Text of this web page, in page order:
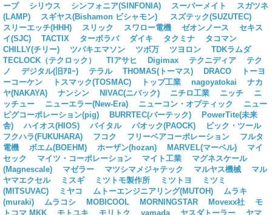
ープ
シリウス シンフォニア(SINFONIA) スーパーメイト
スガツネ
(LAMP)
スギヤス(Bishamon ビシャモン)
スズテック(SUZUTEC)
スリーエッチ(HHH)
スリック スワロー電機 ゼオンノース
セキス
イ(SJC)
TACTIX ターボラバ ダイキ タクミナ
タコマン
CHILLY(チリー)
ツバキエマソン ツボ万 ツヨロン
TDKラムダ
TECLOCK（テクロック）
TIアサヒ Digimax テクニディア
テク
ノ
デジタル(旧ｱﾛｰ) テラル THOMAS(トーマス) DRACO
トーヨ
ーコーケン
トスマック(TOSMAC) トップ工業 nagoyatokai
ナカ
ヤ(NAKAYA)
ナンシン NIVAC(ニバック) ニチロ工業 ニッチ
ニ
ッチュー
ニューエラー(New-Era) ニューコン・オプティック
ニュー
ピグコーポレーション(pig)
BURRTEC(バーテック)
PowerTite(未来
舎)
ハイオス(HIOS) バイタル パオック(PAOCK)
ビック・ツール
フクハラ(FUKUHARA)
フコク フリーベアコーポレーション
フルタ
電機
ボエム(BOEHM) ホーザン(hozan) MARVEL(マーベル)
マイ
セック
マイツ・コーポレーション マイト工業
マグネスケール
(Magnescale)
マゼラー マツシマメジャテック マルヤス機械
マル
ヤマエクセル
ミスギ ミツトモ製作所 ミツトヨ
ミツミ
(MITSUVAC)
ミヤコ ムトーエンジニアリング(MUTOH)
ムラキ
(muraki)
ムラコシ MOBICOOL MORNINGSTAR Movexx社
モ
トコマ MKK
モトユキ モリトク yamada ヤスダトーラー ヤマ